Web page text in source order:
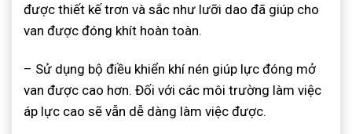
được thiết kế trơn và sắc như lưỡi dao đã giúp cho
van được đóng khít hoàn toàn.
– Sử dụng bộ điều khiển khí nén giúp lực đóng mở
van được cao hơn. Đối với các môi trường làm việc
áp lực cao sẽ vẫn dễ dàng làm việc được.